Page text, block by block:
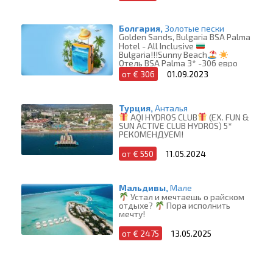
Болгария, Золотые пески
Golden Sands, Bulgaria BSA Palma
Hotel - All Inclusive
Bulgaria!!!Sunny Beach
Отель BSA Palma 3* -306 евро
Отель DOUBLE ROOM STANDART
2ad расположен в центре
••••••••••••••••••••••••••
от € 306 01.09.2023
Турция, Анталья
AQI HYDROS CLUB
(EX. FUN &
SUN ACTIVE CLUB HYDROS) 5*
РЕКОМЕНДУЕМ!
от € 550
11.05.2024
Мальдивы, Мале
Устал и мечтаешь о райском
отдыхе?
Пора исполнить
мечту!
от € 2475
13.05.2025